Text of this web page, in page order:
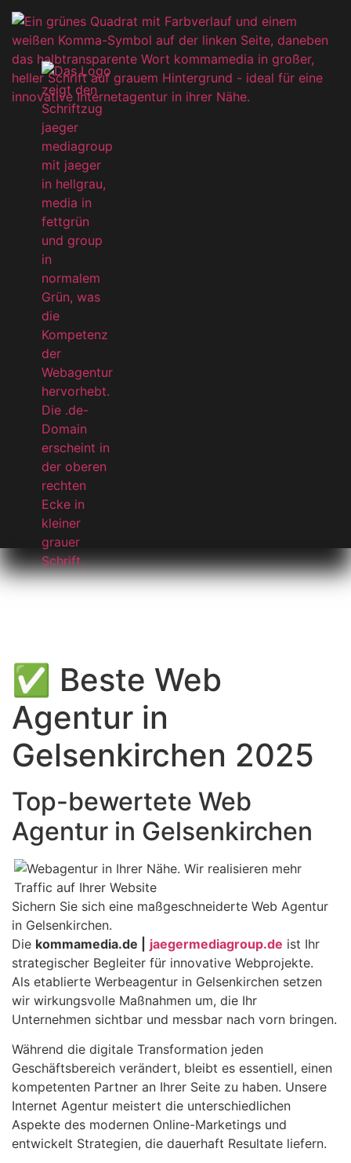
✅ Beste Web
Agentur in
Gelsenkirchen 2025
Top-bewertete Web
Agentur in Gelsenkirchen
Sichern Sie sich eine maßgeschneiderte Web Agentur
in Gelsenkirchen.
Die kommamedia.de | jaegermediagroup.de ist Ihr
strategischer Begleiter für innovative Webprojekte.
Als etablierte Werbeagentur in Gelsenkirchen setzen
wir wirkungsvolle Maßnahmen um, die Ihr
Unternehmen sichtbar und messbar nach vorn bringen.
Während die digitale Transformation jeden
Geschäftsbereich verändert, bleibt es essentiell, einen
kompetenten Partner an Ihrer Seite zu haben. Unsere
Internet Agentur meistert die unterschiedlichen
Aspekte des modernen Online-Marketings und
entwickelt Strategien, die dauerhaft Resultate liefern.